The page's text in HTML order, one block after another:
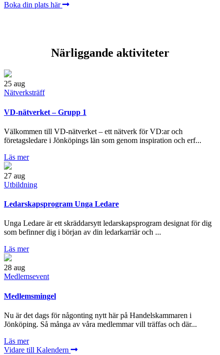
Boka din plats här
Närliggande aktiviteter
25 aug
Nätverksträff
VD-nätverket – Grupp 1
Välkommen till VD-nätverket – ett nätverk för VD:ar och
företagsledare i Jönköpings län som genom inspiration och erf...
Läs mer
27 aug
Utbildning
Ledarskapsprogram Unga Ledare
Unga Ledare är ett skräddarsytt ledarskapsprogram designat för dig
som befinner dig i början av din ledarkarriär och ...
Läs mer
28 aug
Medlemsevent
Medlemsmingel
Nu är det dags för någonting nytt här på Handelskammaren i
Jönköping. Så många av våra medlemmar vill träffas och där...
Läs mer
Vidare till Kalendern